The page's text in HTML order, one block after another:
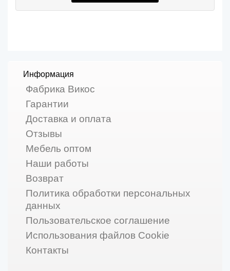
Информация
Фабрика Викос
Гарантии
Доставка и оплата
Отзывы
Мебель оптом
Наши работы
Возврат
Политика обработки персональных
данных
Пользовательское соглашение
Использования файлов Cookie
Контакты